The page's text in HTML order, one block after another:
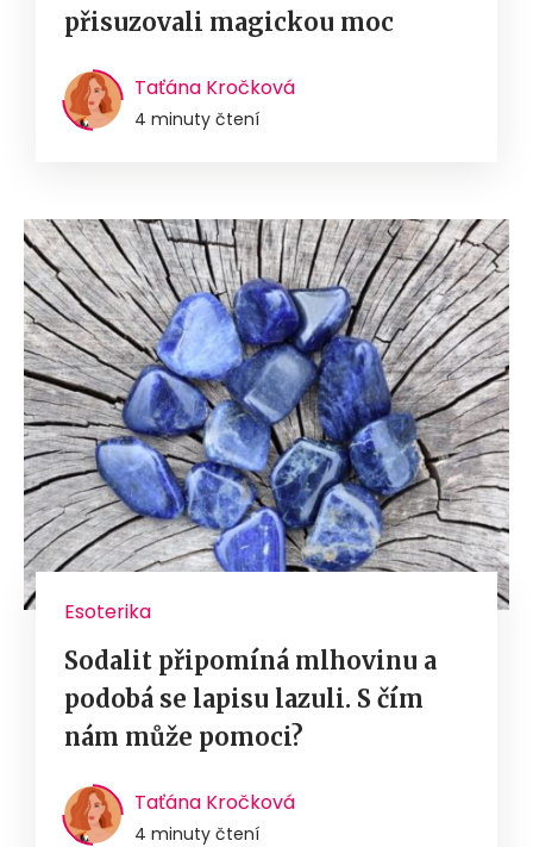
přisuzovali magickou moc
Taťána Kročková
4 minuty čtení
Esoterika
Sodalit připomíná mlhovinu a
podobá se lapisu lazuli. S čím
nám může pomoci?
Taťána Kročková
4 minuty čtení